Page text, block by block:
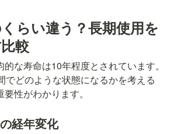
らい違う？長期使用を
較
な寿命は10年程度とされています。
でどのような状態になるかを考える
性がわかります。
経年変化